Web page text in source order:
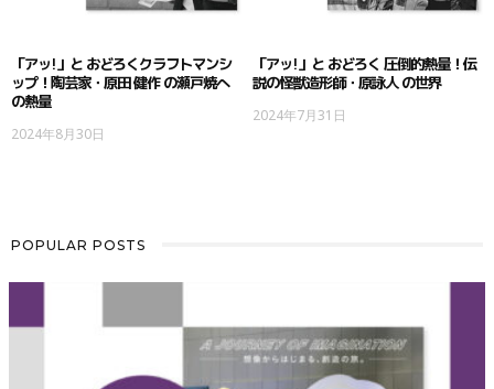
「アッ!」と おどろくクラフトマンシ
ップ！陶芸家・原田 健作 の瀬戸焼へ
の熱量
2024年8月30日
「アッ!」と おどろく 圧倒的熱量！伝
説の怪獣造形師・原詠人 の世界
2024年7月31日
POPULAR POSTS